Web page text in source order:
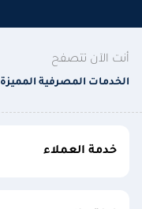
أنت الآن تتصفح
الخدمات المصرفية المميزة
خدمة العملاء